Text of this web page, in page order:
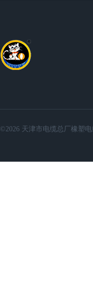
©2026 天津市电缆总厂橡塑电